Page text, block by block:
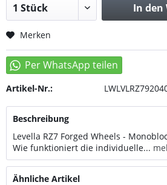
In den
Merken
Artikel-Nr.:
Beschreibung
Levella RZ7 Forged Wheels -
Wie funktioniert die individuelle...
Ähnliche Artikel